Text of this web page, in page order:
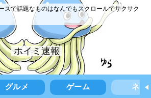
スで話題なものはなんでもスクロールでサクサク
ホイミ速報
グルメ ゲーム ネタ